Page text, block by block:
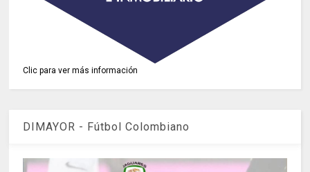
Clic para ver más información
DIMAYOR - Fútbol Colombiano